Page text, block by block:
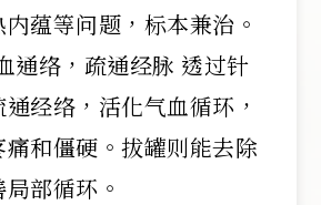
蕴等问题，标本兼治。
通络，疏通经脉 透过针
经络，活化气血循环，
和僵硬。拔罐则能去除
部循环。